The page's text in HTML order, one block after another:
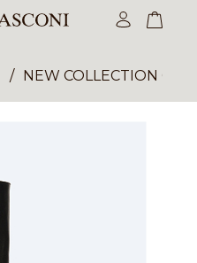
NEW COLLECTION